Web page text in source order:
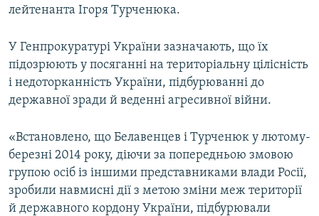
Усі сайти RFE/RL
лейтенанта Ігоря Турченюка.
У Генпрокуратурі України зазначають, що їх
підозрюють у посяганні на територіальну цілісність
і недоторканність України, підбурюванні до
державної зради й веденні агресивної війни.
«Встановлено, що Белавенцев і Турченюк у лютому-
березні 2014 року, діючи за попередньою змовою
групою осіб із іншими представниками влади Росії,
зробили навмисні дії з метою зміни меж території
й державного кордону України, підбурювали